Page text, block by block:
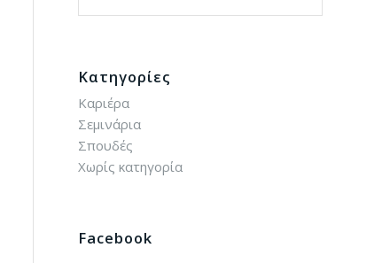
Kατηγορίες
Καριέρα
Σεμινάρια
Σπουδές
Χωρίς κατηγορία
Facebook